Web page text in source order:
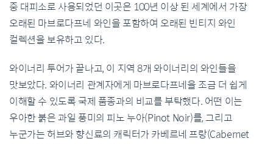
중 대피소로 사용되었던 이곳은 100년 이상 된 세계에서 가장
오래된 마브로다프네 와인을 포함하여 오래된 빈티지 와인
컬렉션을 보유하고 있다.
와이너리 투어가 끝나고, 이 지역 8개 와이너리의 와인들을
맛보았다. 와이너리 관계자에게 마브로다프네을 조금 더 쉽게
이해할 수 있도록 국제 품종과의 비교를 부탁했다. 어떤 이는
우아한 붉은 과일 풍미의 피노 누아(Pinot Noir)를, 그리고
누군가는 허브와 향신료의 캐릭터가 카베르네 프랑(Cabernet